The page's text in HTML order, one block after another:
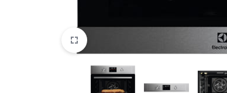
SILTUMNĪCAS UN TO PIEDERUMI
CELTNIECĪBA